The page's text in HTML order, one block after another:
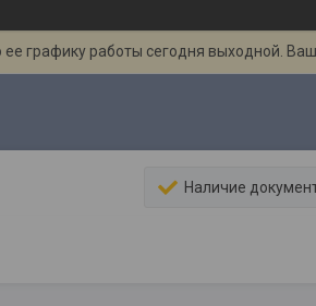
графику работы сегодня выходной.
Наличие